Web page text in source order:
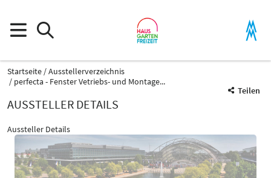
Startseite
Ausstellerverzeichnis
perfecta - Fenster Vetriebs- und Montage...
Teilen
AUSSTELLER DETAILS
Aussteller Details